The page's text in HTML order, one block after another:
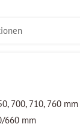
700, 710, 760 mm
660 mm